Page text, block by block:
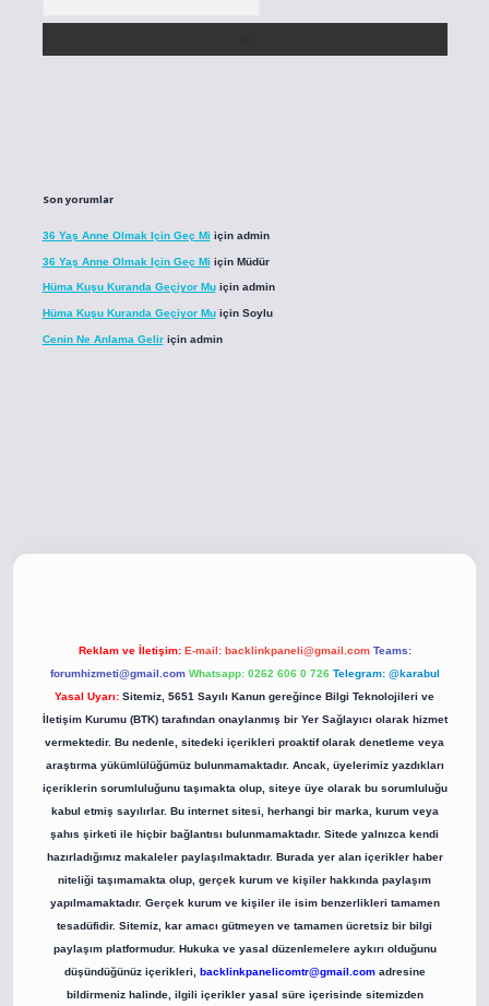
Son yorumlar
36 Yaş Anne Olmak Için Geç Mi için admin
36 Yaş Anne Olmak Için Geç Mi için Müdür
Hüma Kuşu Kuranda Geçiyor Muiçin admin
Hüma Kuşu Kuranda Geçiyor Muiçin Soylu
Cenin Ne Anlama Geliriçin admin
Reklam ve İletişim: E-mail: backlinkpaneli@gmail.com Teams:
forumhizmeti@gmail.com Whatsapp: 0262 606 0 726 Telegram: @karabul
Yasal Uyarı: Sitemiz, 5651 Sayılı Kanun gereğince Bilgi Teknolojileri ve
İletişim Kurumu (BTK) tarafından onaylanmış bir Yer Sağlayıcı olarak hizmet
vermektedir. Bu nedenle, sitedeki içerikleri proaktif olarak denetleme veya
araştırma yükümlülüğümüz bulunmamaktadır. Ancak, üyelerimiz yazdıkları
içeriklerin sorumluluğunu taşımakta olup, siteye üye olarak bu sorumluluğu
kabul etmiş sayılırlar. Bu internet sitesi, herhangi bir marka, kurum veya
şahıs şirketi ile hiçbir bağlantısı bulunmamaktadır. Sitede yalnızca kendi
hazırladığımız makaleler paylaşılmaktadır. Burada yer alan içerikler haber
niteliği taşımamakta olup, gerçek kurum ve kişiler hakkında paylaşım
yapılmamaktadır. Gerçek kurum ve kişiler ile isim benzerlikleri tamamen
tesadüfidir. Sitemiz, kar amacı gütmeyen ve tamamen ücretsiz bir bilgi
paylaşım platformudur. Hukuka ve yasal düzenlemelere aykırı olduğunu
düşündüğünüz içerikleri, backlinkpanelicomtr@gmail.comadresine
bildirmeniz halinde, ilgili içerikler yasal süre içerisinde sitemizden